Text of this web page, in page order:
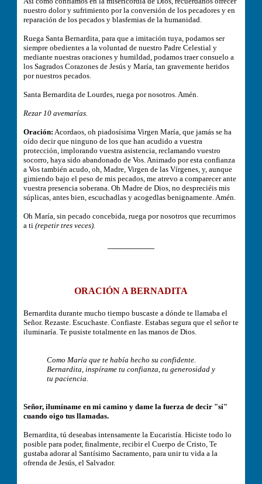
nuestro dolor y sufrimiento por la conversión de los pecadores y en
reparación de los pecados y blasfemias de la humanidad.
Ruega Santa Bernardita, para que a imitación tuya, podamos ser
siempre obedientes a la voluntad de nuestro Padre Celestial y
mediante nuestras oraciones y humildad, podamos traer consuelo a
los Sagrados Corazones de Jesús y María, tan gravemente heridos
por nuestros pecados.
Santa Bernardita de Lourdes, ruega por nosotros. Amén.
Rezar 10 avemarías.
Oración: Acordaos, oh piadosísima Virgen María, que jamás se ha
oído decir que ninguno de los que han acudido a vuestra
protección, implorando vuestra asistencia, reclamando vuestro
socorro, haya sido abandonado de Vos. Animado por esta confianza
a Vos también acudo, oh, Madre, Virgen de las Vírgenes, y, aunque
gimiendo bajo el peso de mis pecados, me atrevo a comparecer ante
vuestra presencia soberana. Oh Madre de Dios, no despreciéis mis
súplicas, antes bien, escuchadlas y acogedlas benignamente. Amén.
Oh María, sin pecado concebida, ruega por nosotros que recurrimos
a ti (repetir tres veces).
ORACIÓN A BERNADITA
Bernardita durante mucho tiempo buscaste a dónde te llamaba el
Señor. Rezaste. Escuchaste. Confiaste. Estabas segura que el señor te
iluminaría. Te pusiste totalmente en las manos de Dios.
Como María que te había hecho su confidente.
Bernardita, inspírame tu confianza, tu generosidad y
tu paciencia.
Señor, ilumíname en mi camino y dame la fuerza de decir "sí"
cuando oigo tus llamadas.
Bernardita, tú deseabas intensamente la Eucaristía. Hiciste todo lo
posible para poder, finalmente, recibir el Cuerpo de Cristo, Te
gustaba adorar al Santísimo Sacramento, para unir tu vida a la
ofrenda de Jesús, el Salvador.